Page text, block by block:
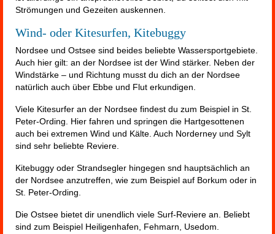
Strömungen und Gezeiten auskennen.
Wind- oder Kitesurfen, Kitebuggy
Nordsee und Ostsee sind beides beliebte Wassersportgebiete.
Auch hier gilt: an der Nordsee ist der Wind stärker. Neben der
Windstärke – und Richtung musst du dich an der Nordsee
natürlich auch über Ebbe und Flut erkundigen.
Viele Kitesurfer an der Nordsee findest du zum Beispiel in St.
Peter-Ording. Hier fahren und springen die Hartgesottenen
auch bei extremen Wind und Kälte. Auch Norderney und Sylt
sind sehr beliebte Reviere.
Kitebuggy oder Strandsegler hingegen snd hauptsächlich an
der Nordsee anzutreffen, wie zum Beispiel auf Borkum oder in
St. Peter-Ording.
Die Ostsee bietet dir unendlich viele Surf-Reviere an. Beliebt
sind zum Beispiel Heiligenhafen, Fehmarn, Usedom.